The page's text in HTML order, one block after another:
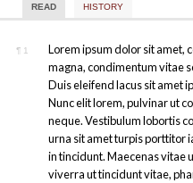
READ HISTORY
¶ 1
Lorem ipsum dolor sit amet,
magna, condimentum vitae
Duis eleifend lacus sit amet
Nunc elit lorem, pulvinar ut
neque. Vestibulum lobortis
urna sit amet turpis porttitor
in tincidunt. Maecenas vitae
viverra ut tincidunt vitae,